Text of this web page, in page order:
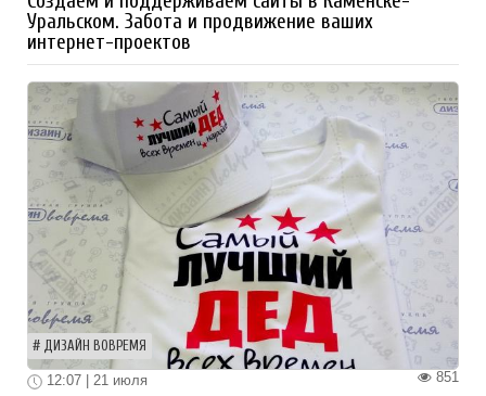
Уральском. Забота и продвижение ваших
интернет-проектов
ДИЗАЙН ВОВРЕМЯ
851
12:07 | 21 июля